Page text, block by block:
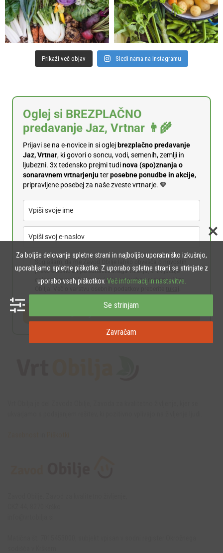
Prikaži več objav Sledi nama na Instagramu
Oglej si BREZPLAČNO
predavanje Jaz, Vrtnar 👨‍🌾
Prijavi se na e-novice in si oglej brezplačno predavanje
Jaz, Vrtnar, ki govori o soncu, vodi, semenih, zemlji in
ljubezni. 3x tedensko prejmi tudinova (spo)znanja o
sonaravnem vrtnarjenjuterposebne ponudbe in akcije,
pripravljene posebej za naše zveste vrtnarje. 🧡
preko e-novic ali personaliziranega trženja, ki vključuje
oglase, promocijski material in ponudbo produktov Vrta
Za boljše delovanje spletne strani in najboljšo uporabniško izkušnjo,
uporabljamo spletne piškotke. Z uporabo spletne strani se strinjate z
uporabo vseh piškotkov. Več informacij in nastavitve.
Se strinjam
Zavračam